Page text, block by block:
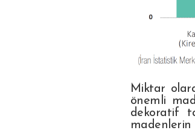
Miktar
önemli
dekoratif
madenlerin